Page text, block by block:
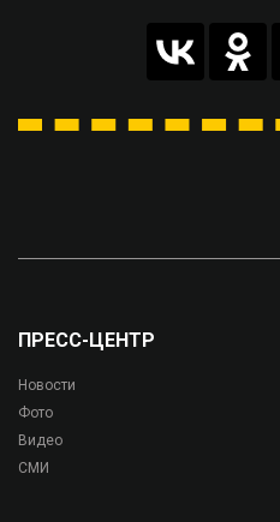
ПРЕСС-ЦЕНТР
Новости
Фото
Видео
СМИ